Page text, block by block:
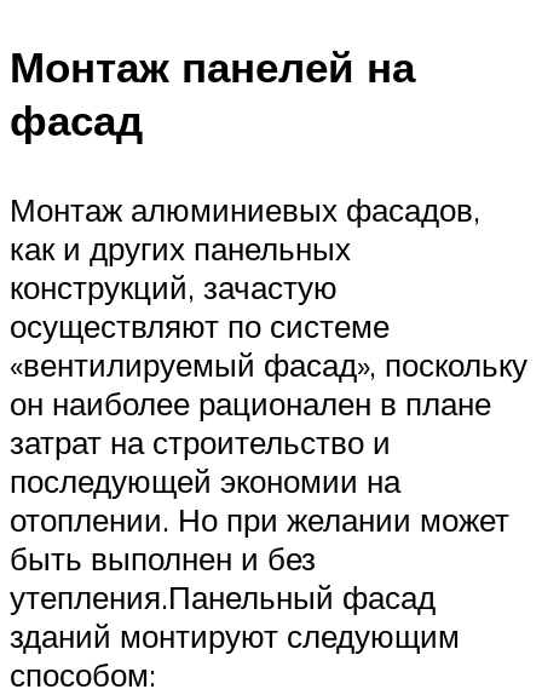
Монтаж панелей на
фасад
Монтаж алюминиевых фасадов,
как и других панельных
конструкций, зачастую
осуществляют по системе
«вентилируемый фасад», поскольку
он наиболее рационален в плане
затрат на строительство и
последующей экономии на
отоплении. Но при желании может
быть выполнен и без
утепления.Панельный фасад
зданий монтируют следующим
способом: